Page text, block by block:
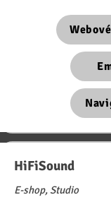
HiFiSound
E-shop, Studio